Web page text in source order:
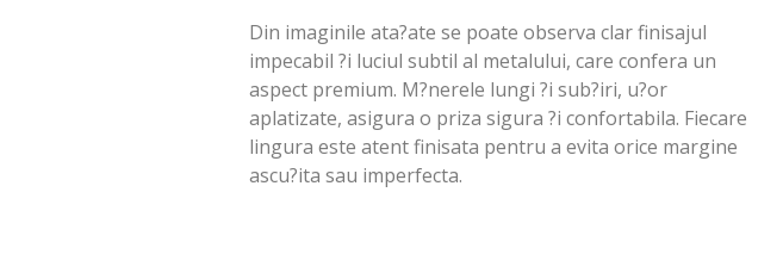
Din imaginile ata?ate se poate observa clar finisajul
impecabil ?i luciul subtil al metalului, care confera un
aspect premium. M?nerele lungi ?i sub?iri, u?or
aplatizate, asigura o priza sigura ?i confortabila. Fiecare
lingura este atent finisata pentru a evita orice margine
ascu?ita sau imperfecta.